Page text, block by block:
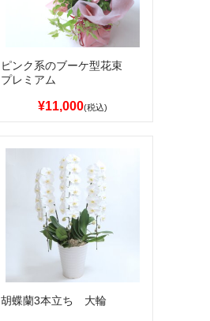
ピンク系のブーケ型花束
プレミアム
¥11,000(税込)
胡蝶蘭3本立ち 大輪